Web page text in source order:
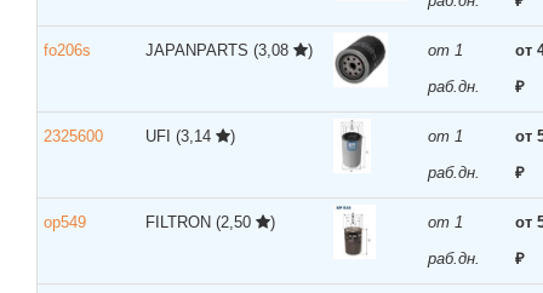
fo206s JAPANPARTS (3,08 )
от 1
раб.дн.
от
₽
2325600 UFI (3,14 )
от 1
раб.дн.
от
₽
op549 FILTRON (2,50 )
от 1
раб.дн.
от
₽